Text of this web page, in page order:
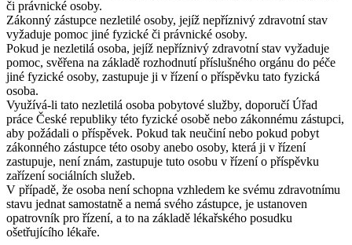
či právnické osoby.
Zákonný zástupce nezletilé osoby, jejíž nepříznivý zdravotní stav
vyžaduje pomoc jiné fyzické či právnické osoby.
Pokud je nezletilá osoba, jejíž nepříznivý zdravotní stav vyžaduje
pomoc, svěřena na základě rozhodnutí příslušného orgánu do péče
jiné fyzické osoby, zastupuje ji v řízení o příspěvku tato fyzická
osoba.
Využívá-li tato nezletilá osoba pobytové služby, doporučí Úřad
práce České republiky této fyzické osobě nebo zákonnému zástupci,
aby požádali o příspěvek. Pokud tak neučiní nebo pokud pobyt
zákonného zástupce této osoby anebo osoby, která ji v řízení
zastupuje, není znám, zastupuje tuto osobu v řízení o příspěvku
zařízení sociálních služeb.
V případě, že osoba není schopna vzhledem ke svému zdravotnímu
stavu jednat samostatně a nemá svého zástupce, je ustanoven
opatrovník pro řízení, a to na základě lékařského posudku
ošetřujícího lékaře.